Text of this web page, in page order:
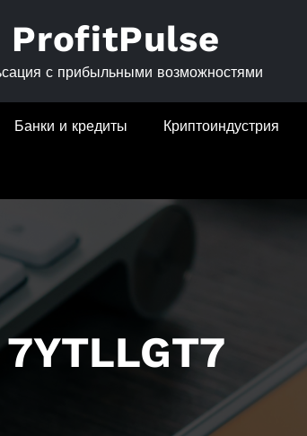
ProfitPulse
с прибыльными возможностями
Банки и кредиты Криптоиндустрия
7YTLLGT7